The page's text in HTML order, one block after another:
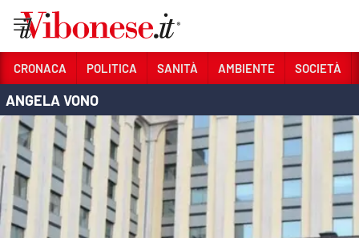
Sezioni
CRONACA
POLITICA
SANITÀ
AMBIENTE
CRONACA POLITICA SANITÀ AMBIENTE SOCIETÀ
ANGELA VONO